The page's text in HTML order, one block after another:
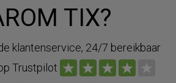
TIX?
klantenservice, 24/7 bereikbaar
Trustpilot